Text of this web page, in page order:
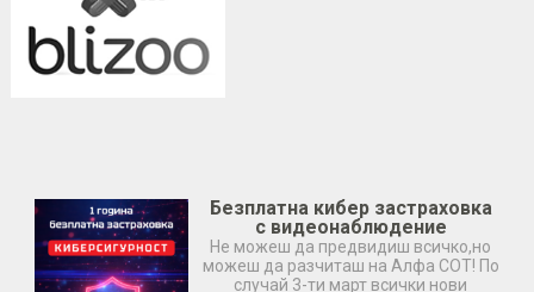
Безплатна кибер застраховка
с видеонаблюдение
Не можеш да предвидиш всичко,но
можеш да разчиташ на Алфа СОТ! По
случай 3-ти март всички нови